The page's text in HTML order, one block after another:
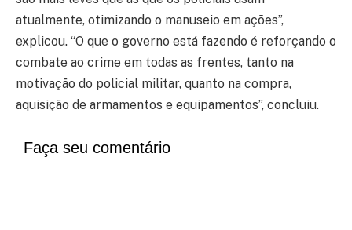
atualmente, otimizando o manuseio em ações”,
explicou. “O que o governo está fazendo é reforçando o
combate ao crime em todas as frentes, tanto na
motivação do policial militar, quanto na compra,
aquisição de armamentos e equipamentos”, concluiu.
Faça seu comentário